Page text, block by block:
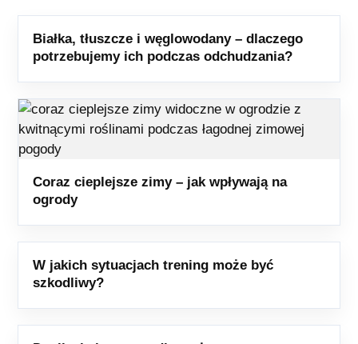
Białka, tłuszcze i węglowodany – dlaczego
potrzebujemy ich podczas odchudzania?
Coraz cieplejsze zimy – jak wpływają na
ogrody
W jakich sytuacjach trening może być
szkodliwy?